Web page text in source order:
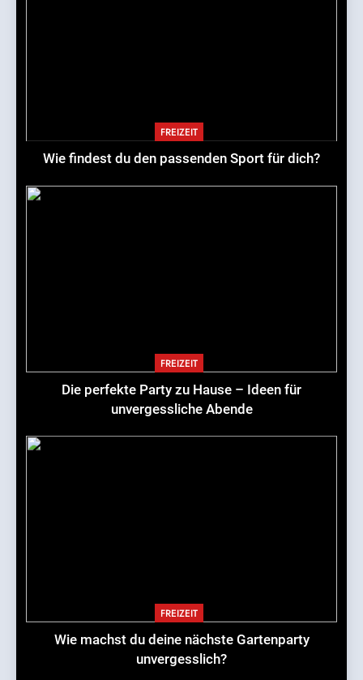
FREIZEIT
Wie findest du den passenden Sport für dich?
FREIZEIT
Die perfekte Party zu Hause – Ideen für
unvergessliche Abende
FREIZEIT
Wie machst du deine nächste Gartenparty
unvergesslich?